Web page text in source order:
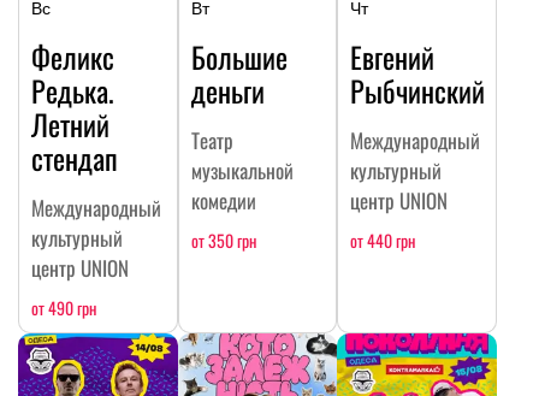
Вс
Феликс
Редька.
Летний
стендап
Международный
культурный
центр UNION
от 490 грн
Вт
Большие
деньги
Театр
музыкальной
комедии
от 350 грн
Чт
Евгений
Рыбчинский
Международный
культурный
центр UNION
от 440 грн